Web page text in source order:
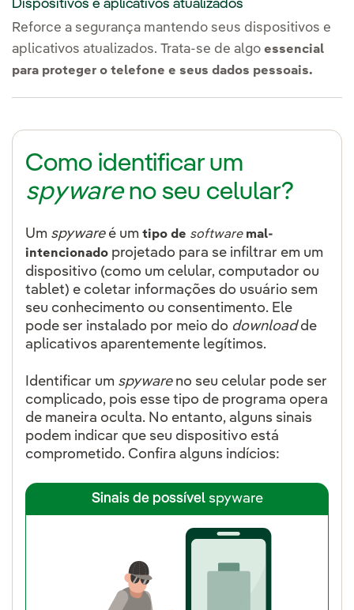
Dispositivos e aplicativos atualizados
Reforce a segurança mantendo seus dispositivos e
aplicativos atualizados. Trata-se de algo essencial
para proteger o telefone e seus dados pessoais.
Como identificar um
spywareno seu celular?
Um spywareé um tipo de softwaremal-
intencionado projetado para se infiltrar em um
dispositivo (como um celular, computador ou
tablet) e coletar informações do usuário sem
seu conhecimento ou consentimento. Ele
pode ser instalado por meio do downloadde
aplicativos aparentemente legítimos.
Identificar um spywareno seu celular pode ser
complicado, pois esse tipo de programa opera
de maneira oculta. No entanto, alguns sinais
podem indicar que seu dispositivo está
comprometido. Confira alguns indícios:
Sinais de possível spyware